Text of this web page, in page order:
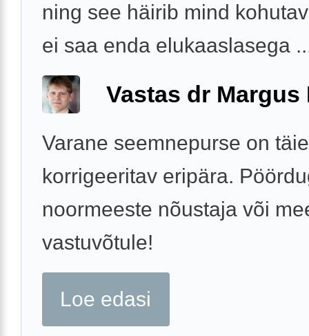
ning see häirib mind
ei saa enda elukaaslasega
Vastas dr Margus
Varane seemnepurse on
korrigeeritav eripära.
noormeeste nõustaja või
vastuvõtule!
Loe edasi